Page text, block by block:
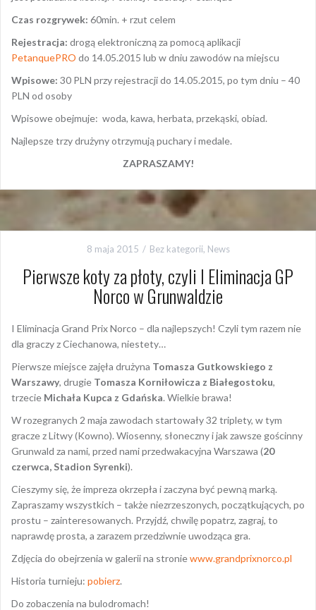
Czas rozgrywek: 60min. + rzut celem
Rejestracja: drogą elektroniczną za pomocą aplikacji
PetanquePRO do 14.05.2015 lub w dniu zawodów na miejscu
Wpisowe: 30 PLN przy rejestracji do 14.05.2015, po tym dniu – 40
PLN od osoby
Wpisowe obejmuje: woda, kawa, herbata, przekąski, obiad.
Najlepsze trzy drużyny otrzymują puchary i medale.
ZAPRASZAMY!
8 maja 2015 Bez kategorii, News
Pierwsze koty za płoty, czyli I Eliminacja GP
Norco w Grunwaldzie
I Eliminacja Grand Prix Norco – dla najlepszych! Czyli tym razem nie
dla graczy z Ciechanowa, niestety…
Pierwsze miejsce zajęła drużyna Tomasza Gutkowskiego z
Warszawy, drugie Tomasza Korniłowicza z Białegostoku,
trzecie Michała Kupca z Gdańska. Wielkie brawa!
W rozegranych 2 maja zawodach startowały 32 triplety, w tym
gracze z Litwy (Kowno). Wiosenny, słoneczny i jak zawsze gościnny
Grunwald za nami, przed nami przedwakacyjna Warszawa (20
czerwca, Stadion Syrenki).
Cieszymy się, że impreza okrzepła i zaczyna być pewną marką.
Zapraszamy wszystkich – także niezrzeszonych, początkujących, po
prostu – zainteresowanych. Przyjdź, chwilę popatrz, zagraj, to
naprawdę prosta, a zarazem przedziwnie uwodząca gra.
Zdjęcia do obejrzenia w galerii na stroniewww.grandprixnorco.pl
Historia turnieju: pobierz.
Do zobaczenia na bulodromach!